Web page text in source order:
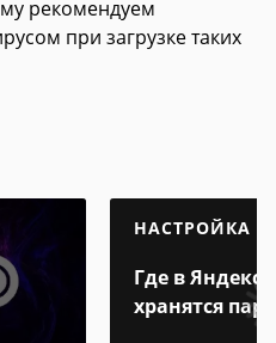
рекомендуем
при загрузке таких
НАСТРОЙКА
Где в Яндекс
хранятся